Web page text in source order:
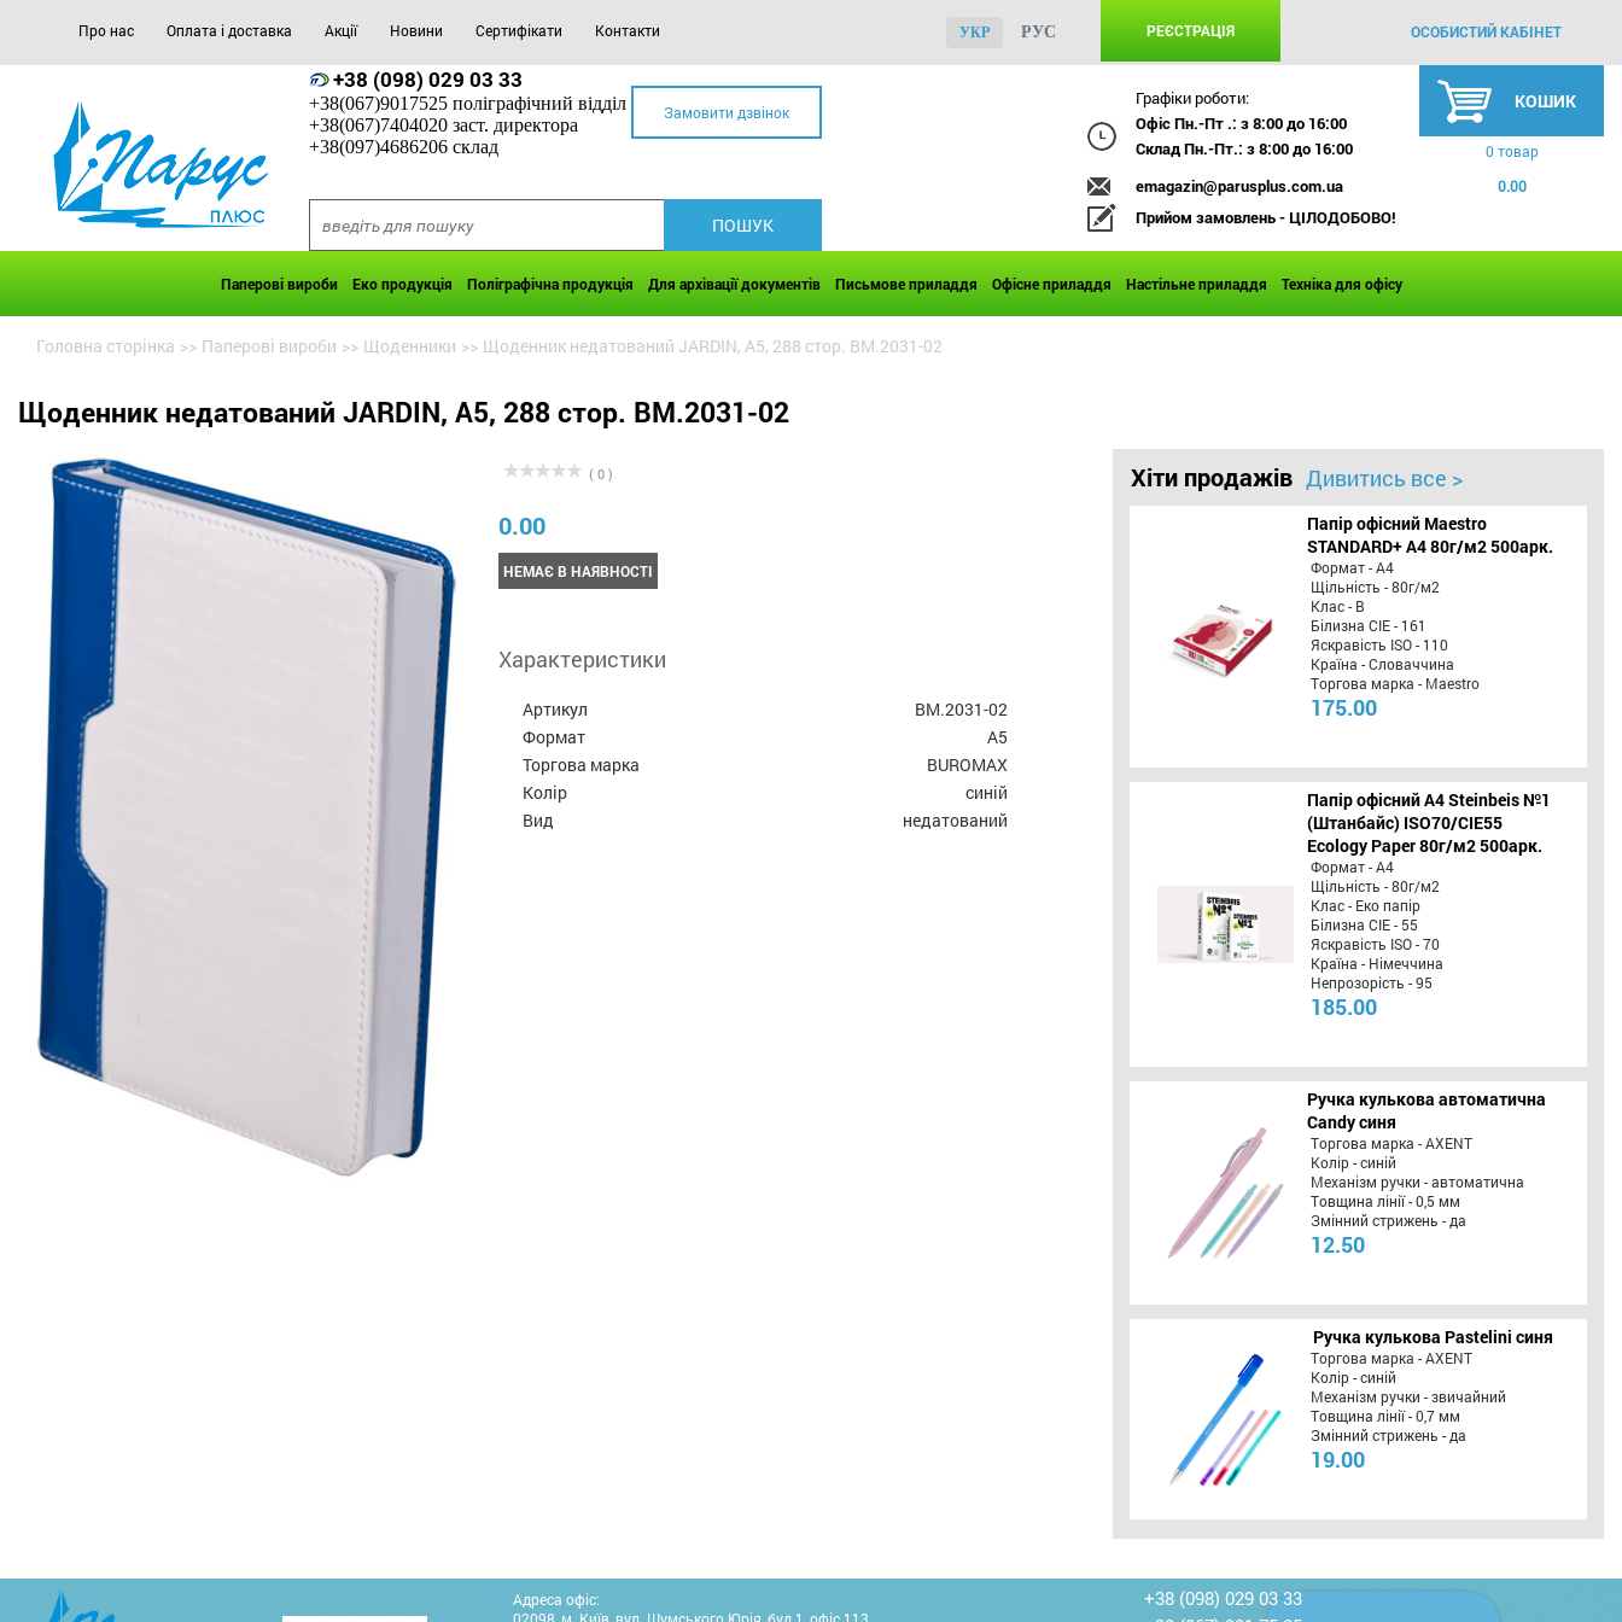
Про нас Оплата і доставка Акції Новини Сертифікати Контакти РЕЄСТРАЦІЯ ОСОБИСТИЙ КАБІНЕТ
УКР РУС
+38 (098) 029 03 33
+38(067)9017525 поліграфічний відділ
+38(067)7404020 заст. директора
+38(097)4686206 склад
Замовити дзвінок
Графіки роботи:
Офіс Пн.-Пт .: з 8:00 до 16:00
Склад Пн.-Пт.: з 8:00 до 16:00
emagazin@parusplus.com.ua
Прийом замовлень - ЦІЛОДОБОВО!
КОШИК
0 товар
0.00
Паперові вироби Еко продукція Поліграфічна продукція Для архівації документів Письмове приладдя Офісне приладдя Настільне приладдя Техніка для офісу
Головна сторінка >> Паперові вироби >> Щоденники >> Щоденник недатований JARDIN, A5, 288 стор. BM.2031-02
Щоденник недатований JARDIN, A5, 288 стор. BM.2031-02
( 0 )
0.00
НЕМАЄ В НАЯВНОСТІ
Характеристики
Артикул
BM.2031-02
Формат
А5
Торгова марка
BUROMAX
Колір
синій
Вид
недатований
Хіти продажів Дивитись все >
Папір офісний Maestro
STANDARD+ А4 80г/м2 500арк.
Формат - А4
Щільність - 80г/м2
Клас - B
Білизна CIE - 161
Яскравість ISO - 110
Країна - Словаччина
Торгова марка - Maestro
175.00
Папір офісний A4 Steinbeis №1
(Штанбайс) ISO70/СІЕ55
Ecology Paper 80г/м2 500арк.
Формат - А4
Щільність - 80г/м2
Клас - Еко папір
Білизна CIE - 55
Яскравість ISO - 70
Країна - Німеччина
Непрозорість - 95
185.00
Ручка кулькова автоматична
Candy синя
Торгова марка - AXENT
Колір - синій
Механізм ручки - автоматична
Товщина лінії - 0,5 мм
Змінний стрижень - да
12.50
Ручка кулькова Pastelini синя
Торгова марка - AXENT
Колір - синій
Механізм ручки - звичайний
Товщина лінії - 0,7 мм
Змінний стрижень - да
19.00
Адреса офіс:
+38 (098) 029 03 33